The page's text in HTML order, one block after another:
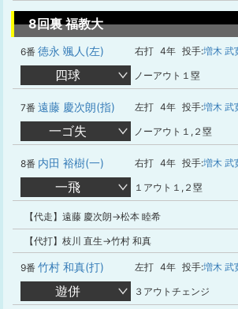
8回裏 福教大
6番 徳永 颯人(左) 右打 4年 投手:増木 武
四球 ノーアウト１塁
7番 遠藤 慶次朗(指) 左打 4年 投手:増木 武
一ゴ失 ノーアウト１,２塁
8番 内田 裕樹(一) 右打 4年 投手:増木 武
一飛 １アウト１,２塁
【代走】遠藤 慶次朗→松本 睦希
【代打】枝川 直生→竹村 和真
9番 竹村 和真(打) 左打 4年 投手:増木 武
遊併 ３アウトチェンジ